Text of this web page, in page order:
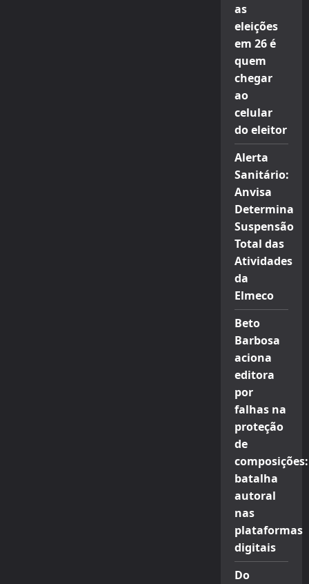
as
eleições
em 26 é
quem
chegar
ao
celular
do eleitor
Alerta
Sanitário:
Anvisa
Determina
Suspensão
Total das
Atividades
da
Elmeco
Beto
Barbosa
aciona
editora
por
falhas na
proteção
de
composições:
batalha
autoral
nas
plataformas
digitais
Do